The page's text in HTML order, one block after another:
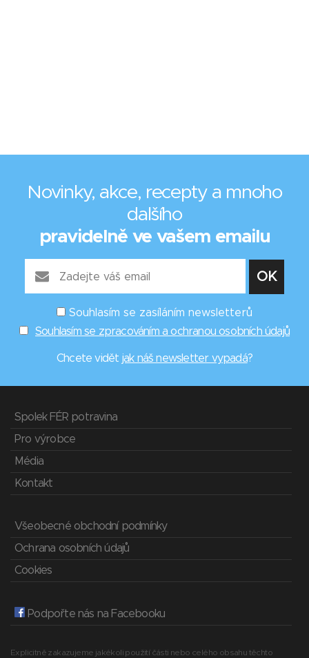
Novinky, akce, recepty a mnoho
dalšího
pravidelně ve vašem emailu
Souhlasím se zasíláním newsletterů
Souhlasím se zpracováním a ochranou osobních údajů
Chcete vidět jak náš newsletter vypadá?
Spolek FÉR potravina
Pro výrobce
Média
Kontakt
Všeobecné obchodní podmínky
Ochrana osobních údajů
Cookies
Podpořte nás na Facebooku
Explicitně zakazujeme jakékoli použití části nebo celého obsahu těchto